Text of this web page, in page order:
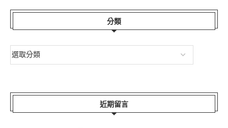
分類
近期留言